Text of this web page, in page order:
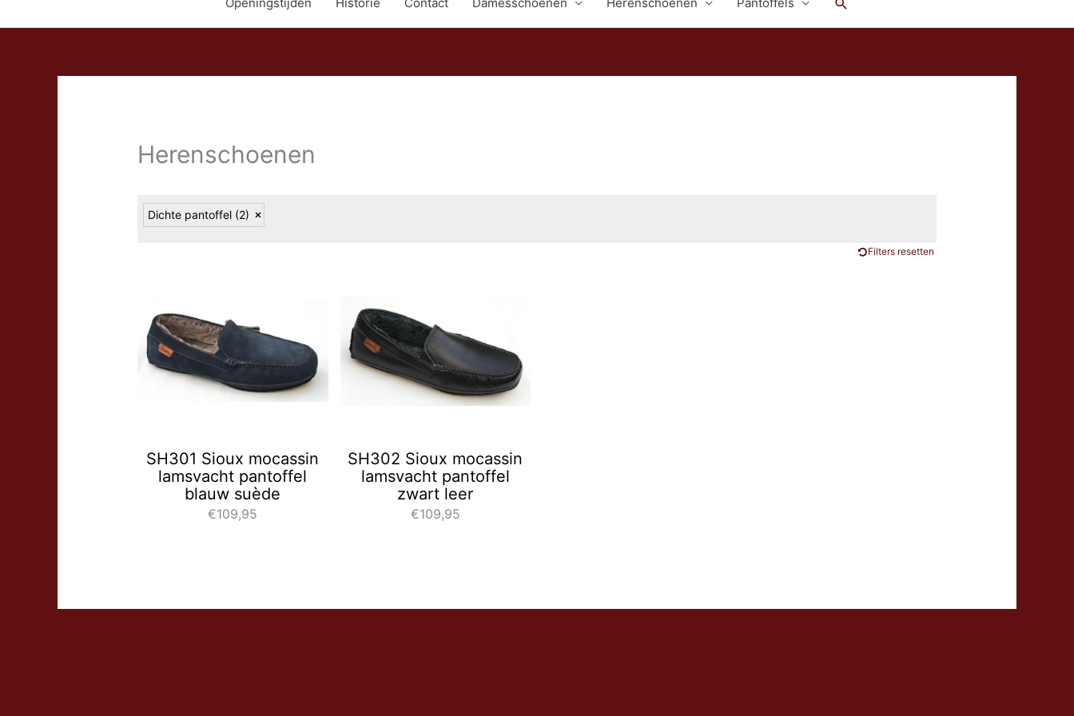
Herenschoenen
Dichte pantoffel (2)
Filters resetten
SH301 Sioux mocassin
lamsvacht pantoffel
blauw suède
€109,95
SH302 Sioux mocassin
lamsvacht pantoffel
zwart leer
€109,95